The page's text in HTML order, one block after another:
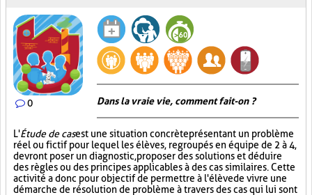
0 Dans la vraie vie, comment fait-on ?
L'Étude de casest une situation concrète présentant un problème
réel ou fictif pour lequel les élèves, regroupés en équipe de 2 à 4,
devront poser un diagnostic, proposer des solutions et déduire
des règles ou des principes applicables à des cas similaires. Cette
activité a donc pour objectif de permettre à l'élève de vivre une
démarche de résolution de problème à travers des cas qui lui sont